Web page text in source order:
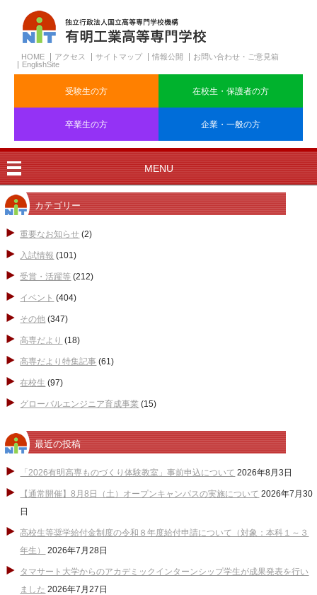
HOME アクセス サイトマップ 情報公開
お問い合わせ・ご意見箱
EnglishSite
受験生の方 在校生・保護者の方
卒業生の方 企業・一般の方
MENU
カテゴリー
重要なお知らせ (2)
入試情報 (101)
受賞・活躍等 (212)
イベント (404)
その他 (347)
高専だより (18)
高専だより特集記事 (61)
在校生 (97)
グローバルエンジニア育成事業 (15)
最近の投稿
「2026有明高専ものづくり体験教室」事前申込について 2026年8月3日
【通常開催】8月8日（土）オープンキャンパスの実施について 2026年7月30
日
高校生等奨学給付金制度の令和８年度給付申請について（対象：本科１～３
年生）
2026年7月28日
タマサート大学からのアカデミックインターンシップ学生が成果発表を行い
ました 2026年7月27日